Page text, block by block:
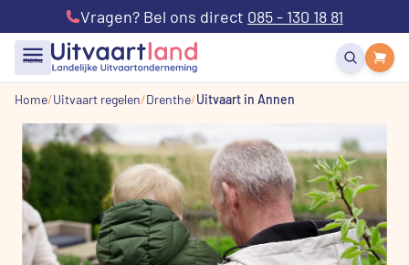
Vragen? Bel ons direct 085 - 130 18 81
menu
Home Uitvaart regelen Drenthe Uitvaart in Annen